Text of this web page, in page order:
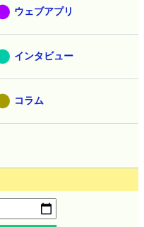
ウェブアプリ
インタビュー
コラム